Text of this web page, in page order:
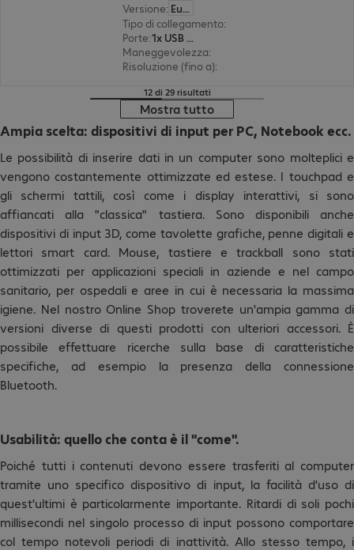
Versione:
Europa
Tipo di collegamento:
Porte:
1x USB Type C
Maneggevolezza:
Risoluzione (fino a):
12 di 29 risultati
Mostra tutto
Ampia scelta: dispositivi di input per PC, Notebook ecc.
Le possibilità di inserire dati in un computer sono molteplici e
vengono costantemente ottimizzate ed estese. I touchpad e
gli schermi tattili, così come i display interattivi, si sono
affiancati alla "classica" tastiera. Sono disponibili anche
dispositivi di input 3D, come tavolette grafiche, penne digitali e
lettori smart card. Mouse, tastiere e trackball sono stati
ottimizzati per applicazioni speciali in aziende e nel campo
sanitario, per ospedali e aree in cui è necessaria la massima
igiene. Nel nostro Online Shop troverete un'ampia gamma di
versioni diverse di questi prodotti con ulteriori accessori. È
possibile effettuare ricerche sulla base di caratteristiche
specifiche, ad esempio la presenza della connessione
Bluetooth.
Usabilità: quello che conta è il "come".
Poiché tutti i contenuti devono essere trasferiti al computer
tramite uno specifico dispositivo di input, la facilità d'uso di
quest'ultimi è particolarmente importante. Ritardi di soli pochi
millisecondi nel singolo processo di input possono comportare
col tempo notevoli periodi di inattività. Allo stesso tempo, i